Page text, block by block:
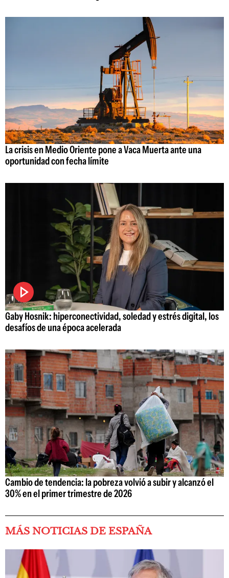
La crisis en Medio Oriente pone a Vaca Muerta ante una
oportunidad con fecha límite
Gaby Hosnik: hiperconectividad, soledad y estrés digital, los
desafíos de una época acelerada
Cambio de tendencia: la pobreza volvió a subir y alcanzó el
30% en el primer trimestre de 2026
MÁS NOTICIAS DE ESPAÑA